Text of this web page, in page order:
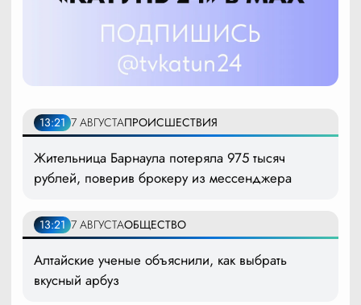
13:21 7 АВГУСТАПРОИСШЕСТВИЯ
Жительница Барнаула потеряла 975 тысяч
рублей, поверив брокеру из мессенджера
13:21 7 АВГУСТАОБЩЕСТВО
Алтайские ученые объяснили, как выбрать
вкусный арбуз